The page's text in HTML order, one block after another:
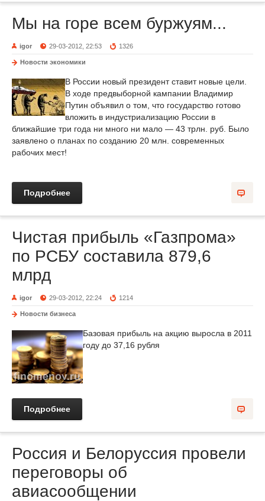
Мы на горе всем буржуям...
igor 29-03-2012, 22:53 1326
Новости экономики
В России новый президент ставит новые цели.
В ходе предвыборной кампании Владимир
Путин объявил о том, что государство готово
вложить в индустриализацию России в
ближайшие три года ни много ни мало — 43 трлн. руб. Было
заявлено о планах по созданию 20 млн. современных
рабочих мест!
Подробнее
Чистая прибыль «Газпрома»
по РСБУ составила 879,6
млрд
igor 29-03-2012, 22:24 1214
Новости бизнеса
Базовая прибыль на акцию выросла в 2011
году до 37,16 рубля
Подробнее
Россия и Белоруссия провели
переговоры об
авиасообщении